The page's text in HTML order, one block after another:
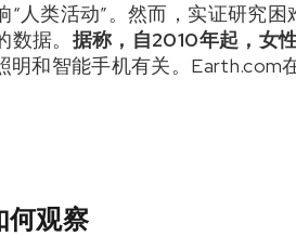
“人类活动”。然而，实证研究
据。 据称，自2010年起，女
和智能手机有关。Earth.com
何观察